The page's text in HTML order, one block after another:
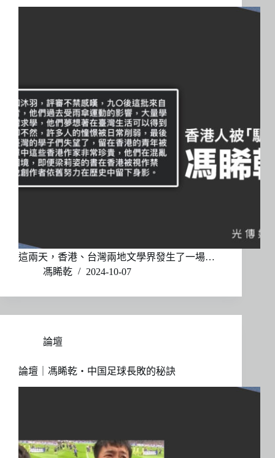
這兩天，香港、台灣兩地文學界發生了一場…
馮睎乾
2024-10-07
論壇
論壇｜馮睎乾・中国足球長敗的秘訣